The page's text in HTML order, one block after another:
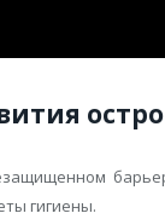
гигиены.